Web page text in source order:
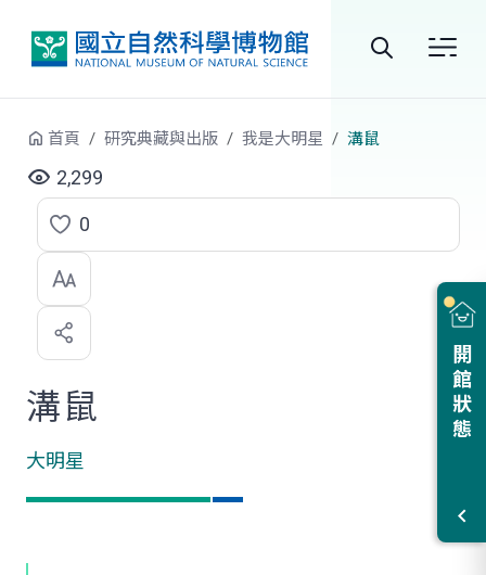
站
尋
開館狀態
首頁 研究典藏與出版 我是大明星 溝鼠
2,299
點
選
喜
歡
0
溝鼠
大明星